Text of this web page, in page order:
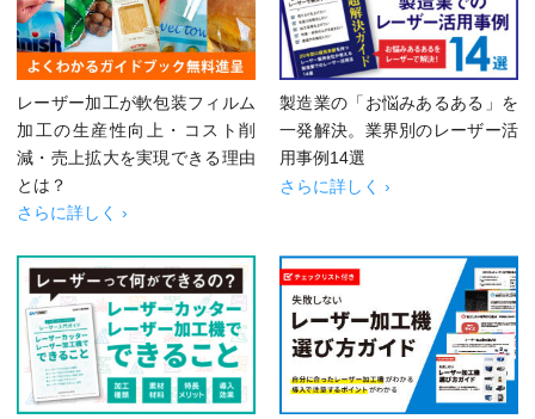
レーザー加工が軟包装フィルム
加工の生産性向上・コスト削
減・売上拡大を実現できる理由
とは？
さらに詳しく ›
製造業の「お悩みあるある」を
一発解決。業界別のレーザー活
用事例14選
さらに詳しく ›